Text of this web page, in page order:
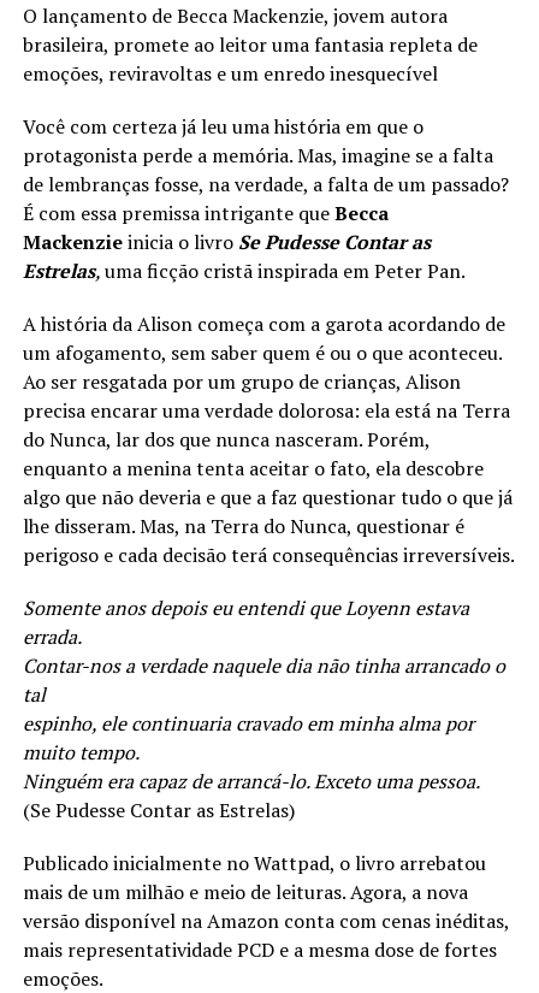
O lançamento de Becca Mackenzie, jovem autora
brasileira, promete ao leitor uma fantasia repleta de
emoções, reviravoltas e um enredo inesquecível
Você com certeza já leu uma história em que o
protagonista perde a memória. Mas, imagine se a falta
de lembranças fosse, na verdade, a falta de um passado?
É com essa premissa intrigante queBecca
Mackenzieinicia o livro Se Pudesse Contar as
Estrelas,uma ficção cristã inspirada em Peter Pan.
A história da Alison começa com a garota acordando de
um afogamento, sem saber quem é ou o que aconteceu.
Ao ser resgatada por um grupo de crianças, Alison
precisa encarar uma verdade dolorosa: ela está na Terra
do Nunca, lar dos que nunca nasceram. Porém,
enquanto a menina tenta aceitar o fato, ela descobre
algo que não deveria e que a faz questionar tudo o que já
lhe disseram. Mas, na Terra do Nunca, questionar é
perigoso e cada decisão terá consequências irreversíveis.
Somente anos depois eu entendi que Loyenn estava
errada.
Contar-nos a verdade naquele dia não tinha arrancado o
tal
espinho, ele continuaria cravado em minha alma por
muito tempo.
Ninguém era capaz de arrancá-lo. Exceto uma pessoa.
(Se Pudesse Contar as Estrelas)
Publicado inicialmente no Wattpad, o livro arrebatou
mais de um milhão e meio de leituras. Agora, a nova
versão disponível na Amazon conta com cenas inéditas,
mais representatividade PCD e a mesma dose de fortes
emoções.